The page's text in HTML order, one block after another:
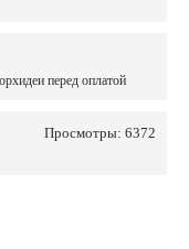
перед оплатой
Просмотры: 6372